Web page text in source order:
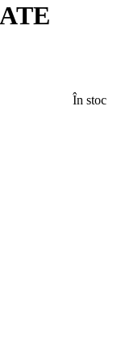
În stoc